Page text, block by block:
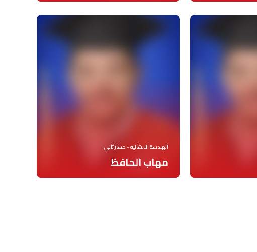
الهندسة الانشائية - مسار ثاني
مهاب الحافظ